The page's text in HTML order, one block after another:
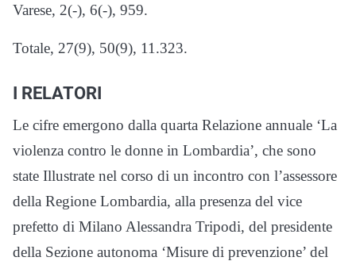
Varese, 2(-), 6(-), 959.
Totale, 27(9), 50(9), 11.323.
I RELATORI
Le cifre emergono dalla quarta Relazione annuale ‘La
violenza contro le donne in Lombardia’, che sono
state Illustrate nel corso di un incontro con l’assessore
della Regione Lombardia, alla presenza del vice
prefetto di Milano Alessandra Tripodi, del presidente
della Sezione autonoma ‘Misure di prevenzione’ del